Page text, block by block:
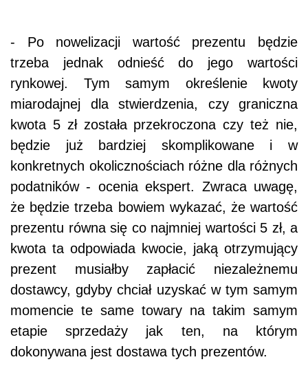
- Po nowelizacji wartość prezentu będzie
trzeba jednak odnieść do jego wartości
rynkowej. Tym samym określenie kwoty
miarodajnej dla stwierdzenia, czy graniczna
kwota 5 zł została przekroczona czy też nie,
będzie już bardziej skomplikowane i w
konkretnych okolicznościach różne dla różnych
podatników - ocenia ekspert. Zwraca uwagę,
że będzie trzeba bowiem wykazać, że wartość
prezentu równa się co najmniej wartości 5 zł, a
kwota ta odpowiada kwocie, jaką otrzymujący
prezent musiałby zapłacić niezależnemu
dostawcy, gdyby chciał uzyskać w tym samym
momencie te same towary na takim samym
etapie sprzedaży jak ten, na którym
dokonywana jest dostawa tych prezentów.